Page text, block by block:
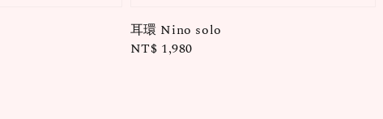
耳環 Nino solo
Regular
NT$ 1,980